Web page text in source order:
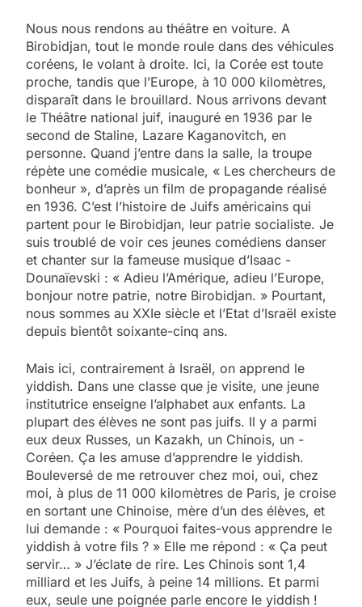
Nous nous rendons au théâtre en voiture. A
Birobidjan, tout le monde roule dans des véhicules
coréens, le ­volant à droite. Ici, la Corée est toute
proche, tandis que l’Europe, à 10 000 kilomètres,
disparaît dans le brouillard. Nous arrivons devant
le Théâtre national juif, inauguré en 1936 par le
second de Staline, Lazare Kaganovitch, en
personne. Quand j’entre dans la salle, la troupe
répète une comédie musicale, « Les chercheurs de
bonheur », d’après un film de propagande réalisé
en 1936. C’est l’histoire de Juifs américains qui
partent pour le Birobidjan, leur patrie socialiste. Je
suis troublé de voir ces jeunes comédiens danser
et chanter sur la fameuse musique d’Isaac ­
Dounaïevski : « Adieu l’Amérique, adieu l’Europe,
bonjour notre patrie, notre Birobidjan. » Pourtant,
nous sommes au XXIe siècle et l’Etat d’Israël existe
depuis bientôt soixante-cinq ans.
Mais ici, contrairement à Israël, on apprend le
yiddish. Dans une classe que je visite, une jeune
institutrice enseigne l’alphabet aux enfants. La
plupart des élèves ne sont pas juifs. Il y a parmi
eux deux Russes, un Kazakh, un Chinois, un ­
Coréen. Ça les amuse d’apprendre le yiddish.
Bouleversé de me retrouver chez moi, oui, chez
moi, à plus de 11 000 kilomètres de Paris, je croise
en sortant une Chinoise, mère d’un des élèves, et
lui demande : « Pourquoi faites-vous apprendre le
yiddish à votre fils ? » Elle me ­répond : « Ça peut
servir… » J’éclate de rire. Les Chinois sont 1,4
milliard et les Juifs, à peine 14 millions. Et parmi
eux, seule une poignée parle encore le yiddish !